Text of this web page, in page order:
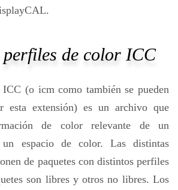
de color ICC
(o icm como también se pueden
esta extensión) es un archivo que
de color relevante de un
espacio de color. Las distintas
de paquetes con distintos perfiles
son libres y otros no libres. Los